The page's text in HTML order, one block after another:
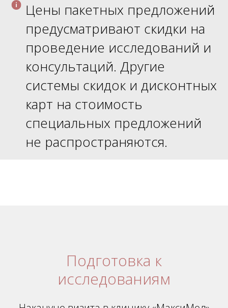
Цены пакетных предложений
предусматривают скидки на
проведение исследований и
консультаций. Другие
системы скидок и дисконтных
карт на стоимость
специальных предложений
не распространяются.
Подготовка к
исследованиям